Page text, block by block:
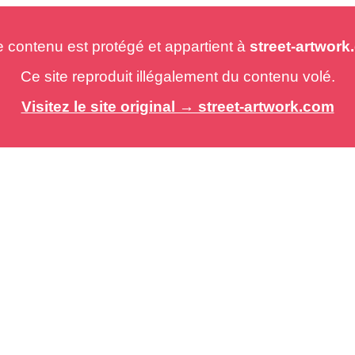
est protégé et appartient à street-
Ce site reproduit illégalement du contenu volé.
Visitez le site original → street-artwork.com